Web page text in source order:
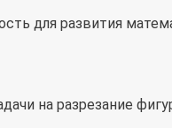
для развития
на разрезание